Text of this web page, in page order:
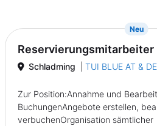
Neu
Reservierungsmitarbeiter
Schladming TUI BLUE AT & DE
Zur Position:Annahme und
BuchungenAngebote erstellen,
verbuchenOrganisation sämtlicher